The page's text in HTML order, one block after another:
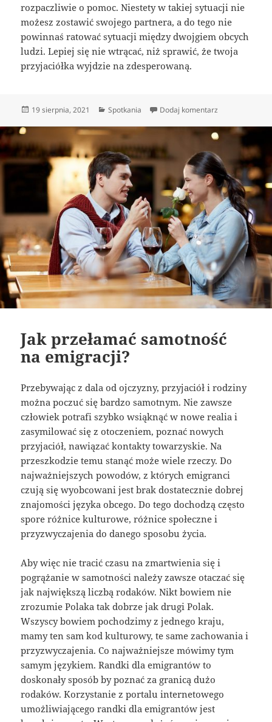
rozpaczliwie o pomoc. Niestety w takiej sytuacji nie
możesz zostawić swojego partnera, a do tego nie
powinnaś ratować sytuacji między dwojgiem obcych
ludzi. Lepiej się nie wtrącać, niż sprawić, że twoja
przyjaciółka wyjdzie na zdesperowaną.
Data
19 sierpnia, 2021 Kategorie
Spotkania Dodaj komentarz
Jak przełamać samotność
na emigracji?
Przebywając z dala od ojczyzny, przyjaciół i rodziny
można poczuć się bardzo samotnym. Nie zawsze
człowiek potrafi szybko wsiąknąć w nowe realia i
zasymilować się z otoczeniem, poznać nowych
przyjaciół, nawiązać kontakty towarzyskie. Na
przeszkodzie temu stanąć może wiele rzeczy. Do
najważniejszych powodów, z których emigranci
czują się wyobcowani jest brak dostatecznie dobrej
znajomości języka obcego. Do tego dochodzą często
spore różnice kulturowe, różnice społeczne i
przyzwyczajenia do danego sposobu życia.
Aby więc nie tracić czasu na zmartwienia się i
pogrążanie w samotności należy zawsze otaczać się
jak największą liczbą rodaków. Nikt bowiem nie
zrozumie Polaka tak dobrze jak drugi Polak.
Wszyscy bowiem pochodzimy z jednego kraju,
mamy ten sam kod kulturowy, te same zachowania i
przyzwyczajenia. Co najważniejsze mówimy tym
samym językiem. Randki dla emigrantów to
doskonały sposób by poznać za granicą dużo
rodaków. Korzystanie z portalu internetowego
umożliwiającego randki dla emigrantów jest